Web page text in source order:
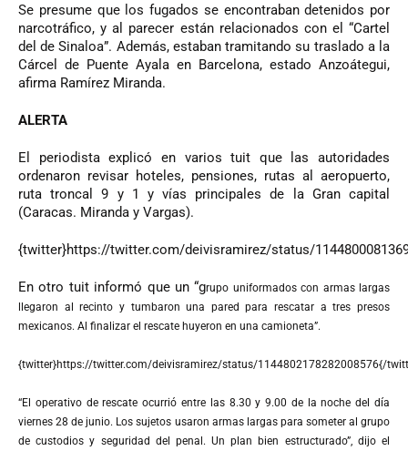
Se presume que los fugados se encontraban detenidos por
narcotráfico, y al parecer están relacionados con el “Cartel
del de Sinaloa”. Además, estaban tramitando su traslado a la
Cárcel de Puente Ayala en Barcelona, estado Anzoátegui,
afirma Ramírez Miranda.
ALERTA
El periodista explicó en varios tuit que las autoridades
ordenaron revisar hoteles, pensiones, rutas al aeropuerto,
ruta troncal 9 y 1 y vías principales de la Gran capital
(Caracas. Miranda y Vargas).
{twitter}https://twitter.com/deivisramirez/status/
En otro tuit informó que un “grupo uniformados con armas largas
llegaron al recinto y tumbaron una pared para rescatar a tres presos
mexicanos. Al finalizar el rescate huyeron en una camioneta”.
{twitter}https://twitter.com/deivisramirez/status/1144802178282008576{/
“El operativo de rescate ocurrió entre las 8.30 y 9.00 de la noche del día
viernes 28 de junio. Los sujetos usaron armas largas para someter al grupo
de custodios y seguridad del penal. Un plan bien estructurado”, dijo el